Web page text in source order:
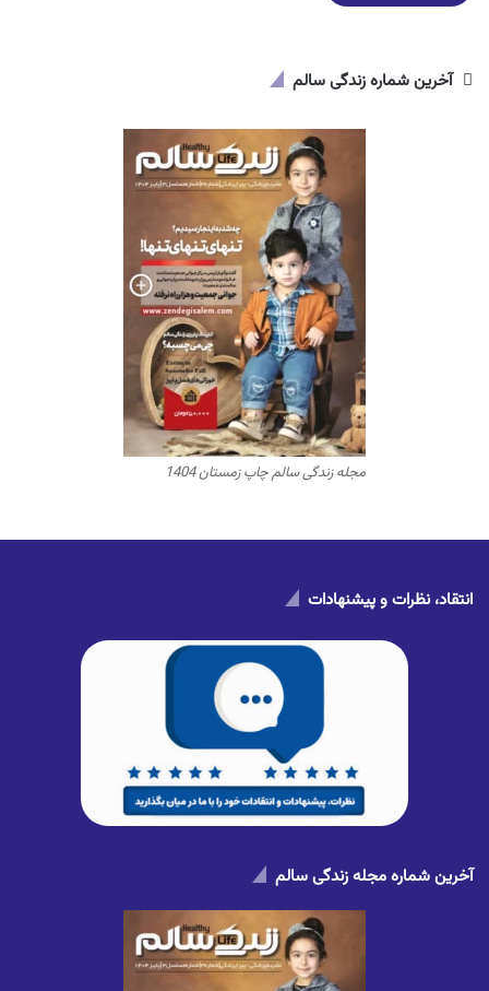
آخرین شماره زندگی سالم
مجله زندگی سالم چاپ زمستان 1404
انتقاد، نظرات و پیشنهادات
آخرین شماره مجله زندگی سالم